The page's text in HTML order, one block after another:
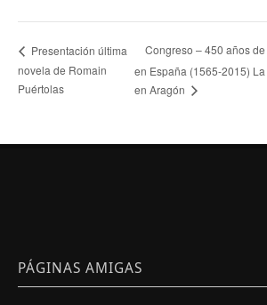
Presentación última
novela de Romain
Puértolas
Congreso – 450 años
en España (1565-2015)
en Aragón
PÁGINAS AMIGAS